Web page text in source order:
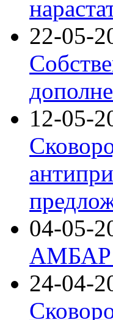
22-05-
12-05-
04-05-
АМБАР
24-04-